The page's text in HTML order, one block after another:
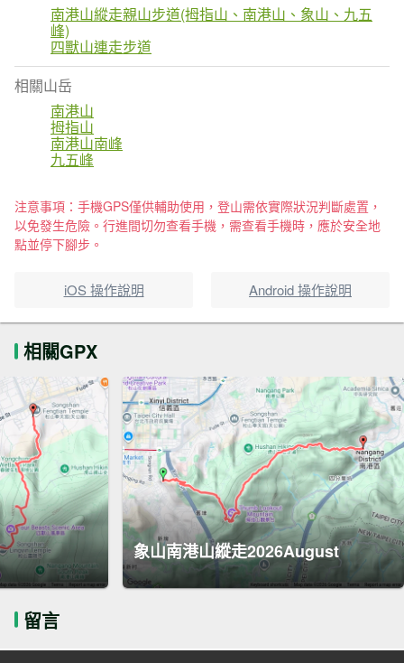
南港山縱走親山步道(拇指山、南港山、象山、九五
峰)
四獸山連走步道
相關山岳
南港山
拇指山
南港山南峰
九五峰
注意事項：手機GPS僅供輔助使用，登山需依實際狀況判斷處置，
以免發生危險。行進間切勿查看手機，需查看手機時，應於安全地
點並停下腳步。
iOS 操作說明 Android 操作說明
相關GPX
象山南港山縱走2026August
留言